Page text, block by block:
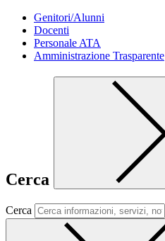
Genitori/Alunni
Docenti
Personale ATA
Amministrazione Trasparente
Cerca
Cerca